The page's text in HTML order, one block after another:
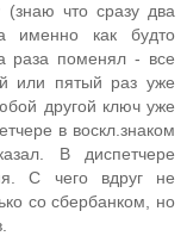
что сразу два
именно как будто
раза поменял - все
или пятый раз уже
другой ключ уже
в воскл.знаком
В диспетчере
С чего вдруг не
со сбербанком, но